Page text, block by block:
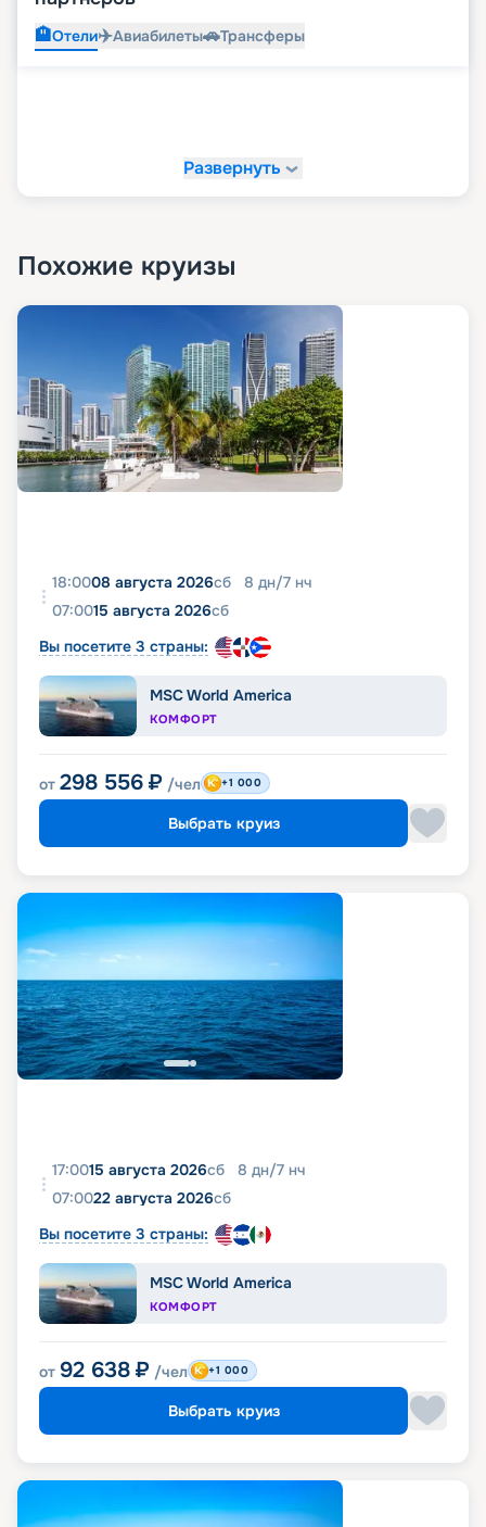
🏨Отели✈️Авиабилеты🚗Трансферы
Развернуть
Похожие круизы
18:0008 августа 2026сб 8 дн/7 нч
07:0015 августа 2026сб
Вы посетите 3 страны:
MSC World America
КОМФОРТ
от 298 556 ₽ /чел +1 000
Выбрать круиз
17:0015 августа 2026сб 8 дн/7 нч
07:0022 августа 2026сб
Вы посетите 3 страны:
MSC World America
КОМФОРТ
от 92 638 ₽ /чел +1 000
Выбрать круиз